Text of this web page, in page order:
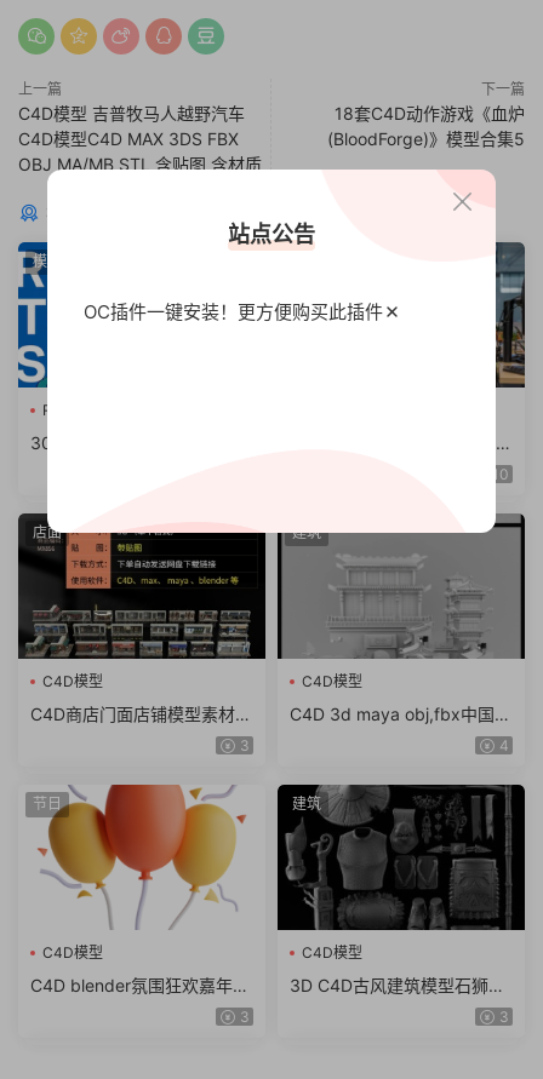
上一篇
C4D模型 吉普牧马人越野汽车
C4D模型C4D MAX 3DS FBX
OBJ MA/MB STL 含贴图 含材质
下一篇
18套C4D动作游戏《血炉
(BloodForge)》模型合集5
猜你喜欢
模型
Redshift卡通
30组C4D Redshift卡通着色
阿诺德渲染器C4D插件Cinem
a 4D To Arnold v4.6.8.1 WI10
店面
C4D模型
C4D商店门面店铺模型素材
max obj fbx ma KitBash3D3
建筑
C4D模型
C4D 3d maya obj,fbx中国风
东方古建筑临安长安城古城街
4
节日
C4D模型
C4D blender氛围狂欢嘉年华
锣鼓棉花糖图标fbx obj模型3
建筑
C4D模型
3D C4D古风建筑模型石狮龙
斗篷石头酒壶木屐蟾蜍 obj z3
站点公告
OC插件一键安装！更方便购买此插件